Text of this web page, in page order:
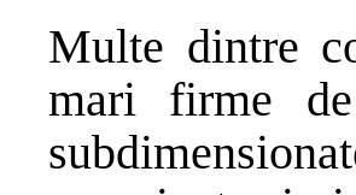
Multe dintre
mari firme